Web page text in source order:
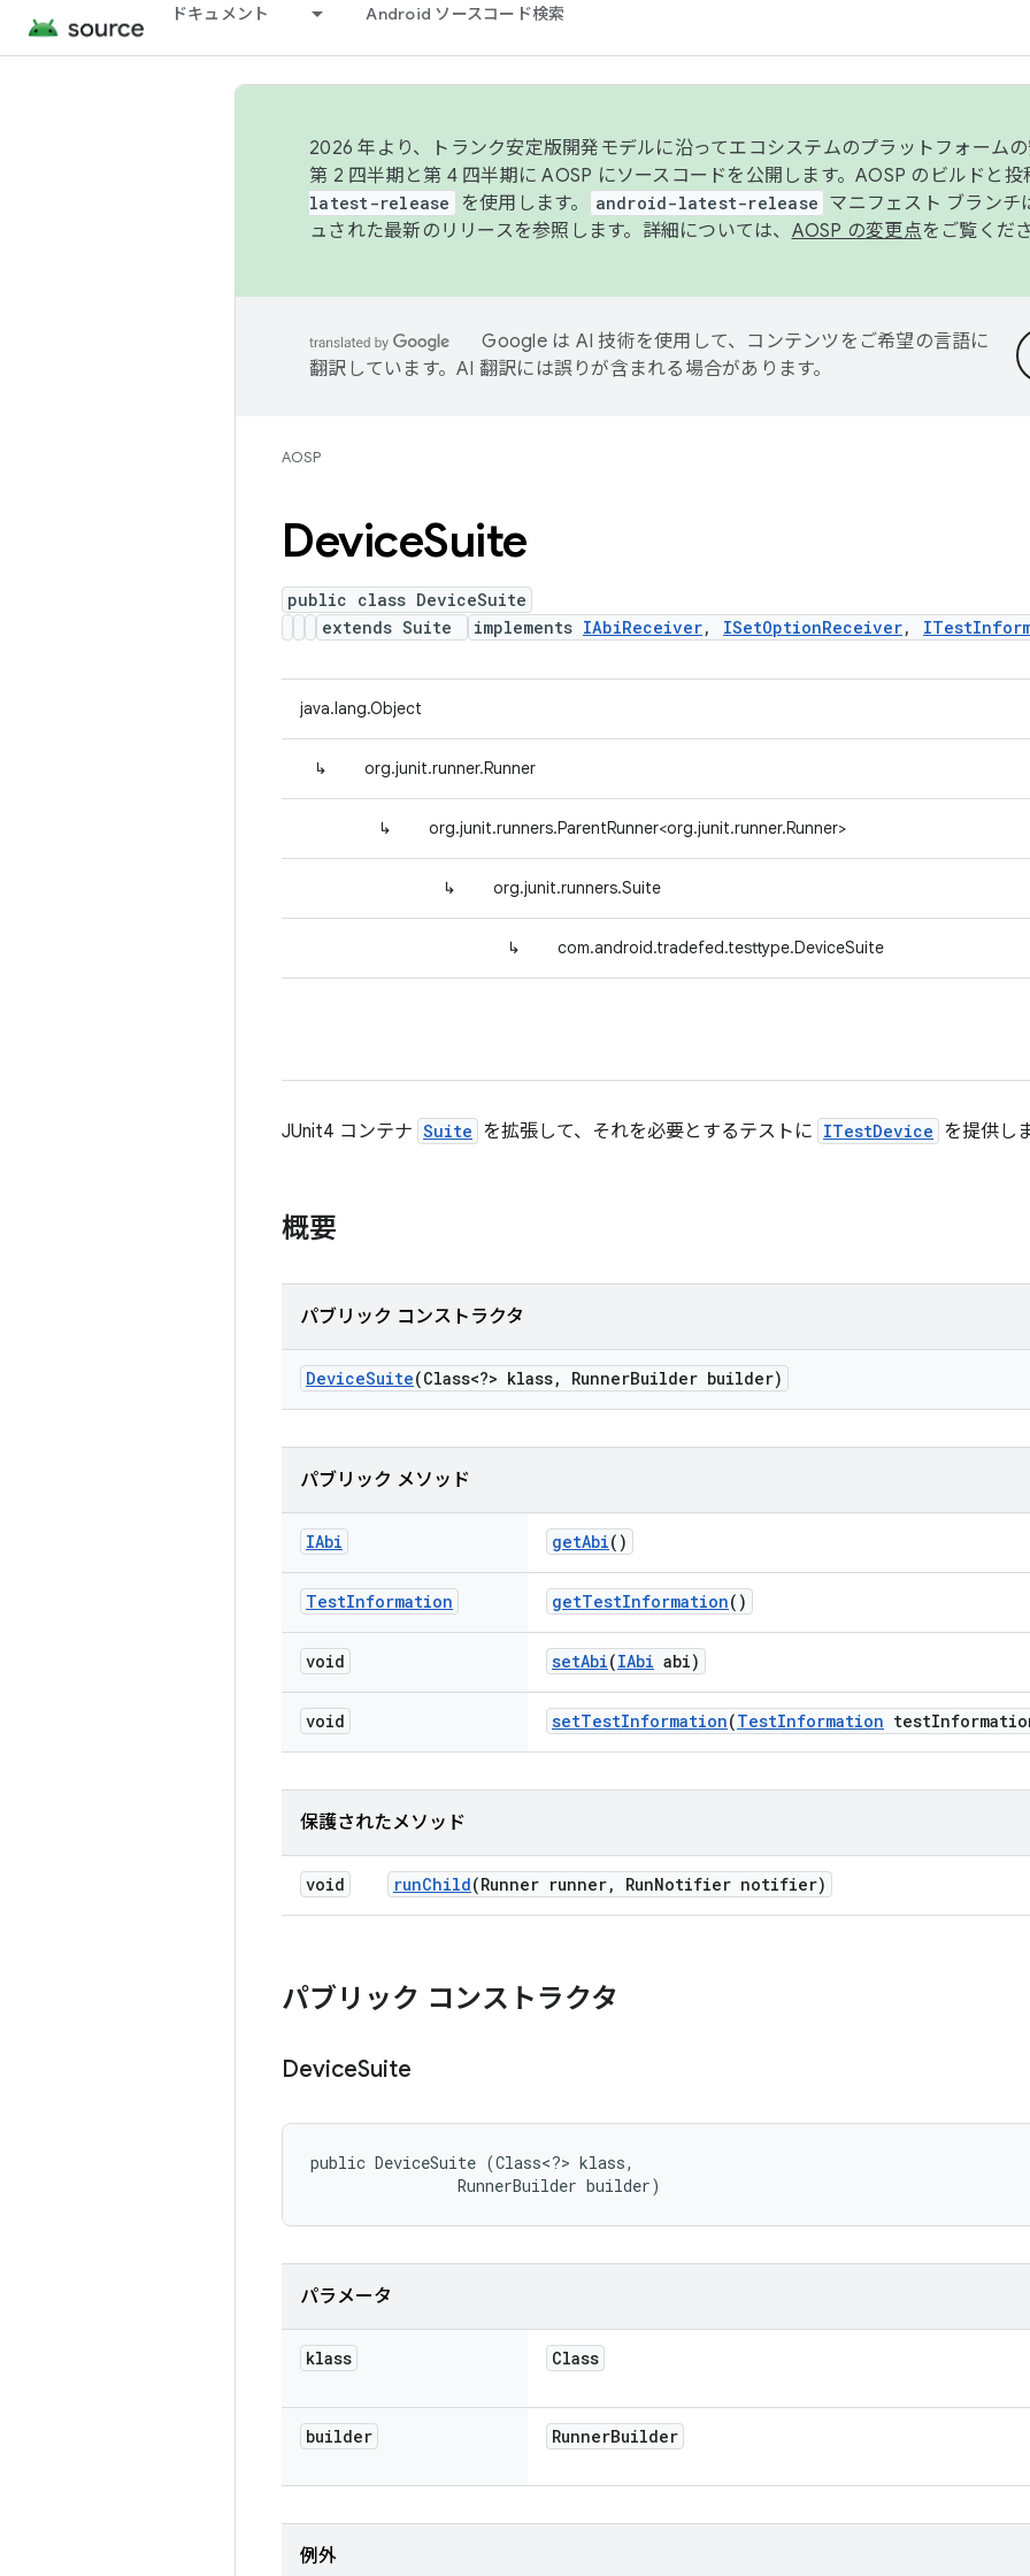
ドキュメント Android ソースコード検索
2026 年より、トランク安定版開発モデルに沿ってエコシステムのプラットフォーム
第 2 四半期と第 4 四半期に AOSP にソースコードを公開します。AOSP のビルドと投
latest-release を使用します。 android-latest-release マニフェスト ブランチ
ュされた最新のリリースを参照します。詳細については、 AOSP の変更点をご覧くだ
Google は AI 技術を使用して、コンテンツをご希望の言語に
翻訳しています。AI 翻訳には誤りが含まれる場合があります。
AOSP
DeviceSuite
public class DeviceSuite
extends Suite
implements IAbiReceiver, ISetOptionReceiver,
java.lang.Object
↳ org.junit.runner.Runner
↳ org.junit.runners.ParentRunner<org.junit.runner.Runner>
↳ org.junit.runners.Suite
↳ com.android.tradefed.testtype.DeviceSuite
JUnit4 コンテナ Suite を拡張して、それを必要とするテストに ITestDevice を提供し
概要
パブリック コンストラクタ
DeviceSuite(Class<?> klass, RunnerBuilder builder)
パブリック メソッド
IAbi getAbi()
TestInformation getTestInformation()
void setAbi(IAbi abi)
void setTestInformation(TestInformation test
保護されたメソッド
void runChild(Runner runner, RunNotifier notifier)
パブリック コンストラクタ
DeviceSuite
public DeviceSuite (Class<?> klass,
                RunnerBuilder builder)
パラメータ
klass Class
builder RunnerBuilder
例外